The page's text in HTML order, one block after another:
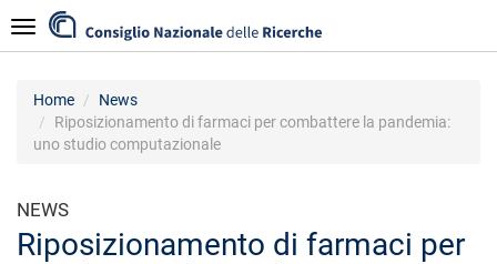
to
main
Navigazione
Home
News
Riposizionamento di farmaci per combattere la pandemia:
uno studio computazionale
NEWS
Riposizionamento di farmaci per